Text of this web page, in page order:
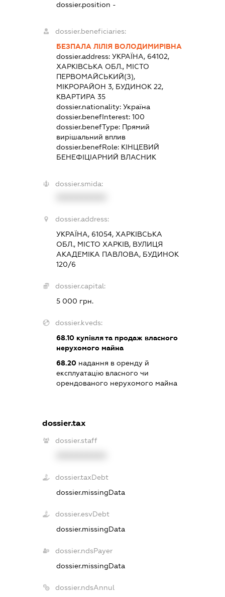
dossier.position -
dossier.beneficiaries:
БЕЗПАЛА ЛІЛІЯ ВОЛОДИМИРІВНА
dossier.address:УКРАЇНА, 64102,
ХАРКІВСЬКА ОБЛ., МІСТО
ПЕРВОМАЙСЬКИЙ(З),
МІКРОРАЙОН 3, БУДИНОК 22,
КВАРТИРА 35
dossier.nationality:Україна
dossier.benefInterest:100
dossier.benefType: Прямий
вирішальний вплив
dossier.benefRole: КІНЦЕВИЙ
БЕНЕФІЦІАРНИЙ ВЛАСНИК
dossier.smida:
dossier.address:
УКРАЇНА, 61054, ХАРКІВСЬКА
ОБЛ., МІСТО ХАРКІВ, ВУЛИЦЯ
АКАДЕМІКА ПАВЛОВА, БУДИНОК
120/6
dossier.capital:
5 000 грн.
dossier.kveds:
68.10 купівля та продаж власного
нерухомого майна
68.20 надання в оренду й
експлуатацію власного чи
орендованого нерухомого майна
dossier.tax
dossier.staff
dossier.taxDebt
dossier.missingData
dossier.esvDebt
dossier.missingData
dossier.ndsPayer
dossier.missingData
dossier.ndsAnnul